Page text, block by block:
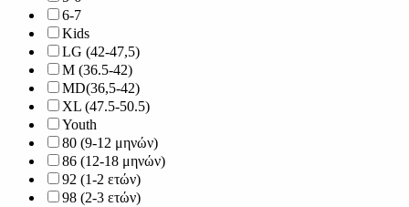
6-7
Kids
LG (42-47,5)
M (36.5-42)
MD(36,5-42)
XL (47.5-50.5)
Youth
80 (9-12 μηνών)
86 (12-18 μηνών)
92 (1-2 ετών)
98 (2-3 ετών)